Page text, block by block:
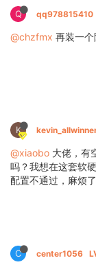
Q qq978815410
@chzfmx 再装一
K
@xiaobo 大佬，有
吗？我想在这套软
配置不通过，麻烦
C center1056